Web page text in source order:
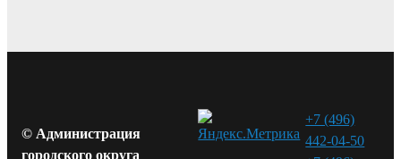
© Администрация
городского округа
+7 (496)
442-04-50